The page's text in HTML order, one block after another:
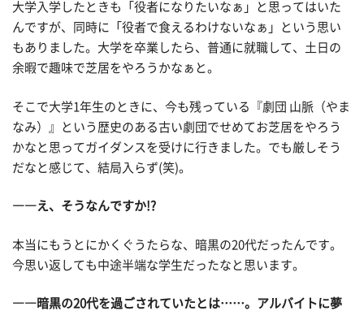
大学入学したときも「役者になりたいなぁ」と思ってはいた
んですが、同時に「役者で食えるわけないなぁ」という思い
もありました。大学を卒業したら、普通に就職して、土日の
余暇で趣味で芝居をやろうかなぁと。
そこで大学1年生のときに、今も残っている『劇団 山脈（やま
なみ）』という歴史のある古い劇団でせめてお芝居をやろう
かなと思ってガイダンスを受けに行きました。でも厳しそう
だなと感じて、結局入らず(笑)。
――え、そうなんですか!?
本当にもうとにかくぐうたらな、暗黒の20代だったんです。
今思い返しても中途半端な学生だったなと思います。
――暗黒の20代を過ごされていたとは……。アルバイトに夢